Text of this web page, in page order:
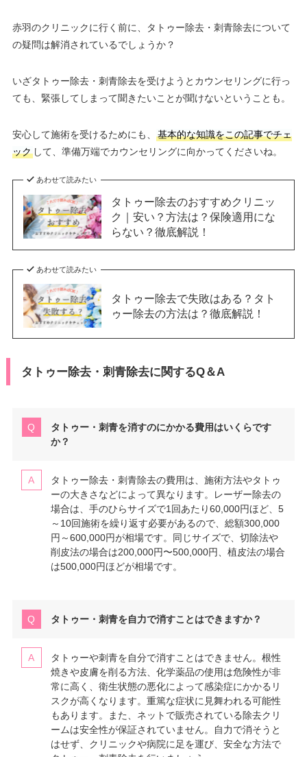
赤羽のクリニックに行く前に、タトゥー除去・刺青除去について
の疑問は解消されているでしょうか？
いざタトゥー除去・刺青除去を受けようとカウンセリングに行っ
ても、緊張してしまって聞きたいことが聞けないということも。
安心して施術を受けるためにも、
基本的な知識をこの記事でチェ
ックして、準備万端でカウンセリングに向かってくださいね。
あわせて読みたい
タトゥー除去のおすすめクリニッ
ク｜安い？方法は？保険適用にな
らない？徹底解説！
あわせて読みたい
タトゥー除去で失敗はある？タト
ゥー除去の方法は？徹底解説！
タトゥー除去・刺青除去に関するQ＆A
タトゥー・刺青を消すのにかかる費用はいくらです
か？
タトゥー除去・刺青除去の費用は、施術方法やタトゥ
ーの大きさなどによって異なります。レーザー除去の
場合は、手のひらサイズで1回あたり60,000円ほど、5
～10回施術を繰り返す必要があるので、総額300,000
円～600,000円が相場です。同じサイズで、切除法や
削皮法の場合は200,000円〜500,000円、植皮法の場合
は500,000円ほどが相場です。
タトゥー・刺青を自力で消すことはできますか？
タトゥーや刺青を自分で消すことはできません。根性
焼きや皮膚を削る方法、化学薬品の使用は危険性が非
常に高く、衛生状態の悪化によって感染症にかかるリ
スクが高くなります。重篤な症状に見舞われる可能性
もあります。また、ネットで販売されている除去クリ
ームは安全性が保証されていません。自力で消そうと
はせず、クリニックや病院に足を運び、安全な方法で